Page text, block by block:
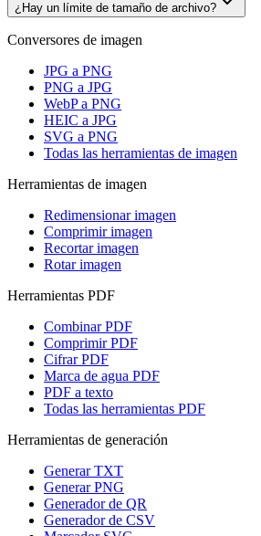
¿Hay un límite de tamaño de archivo?
Conversores de imagen
JPG a PNG
PNG a JPG
WebP a PNG
HEIC a JPG
SVG a PNG
Todas las herramientas de imagen
Herramientas de imagen
Redimensionar imagen
Comprimir imagen
Recortar imagen
Rotar imagen
Herramientas PDF
Combinar PDF
Comprimir PDF
Cifrar PDF
Marca de agua PDF
PDF a texto
Todas las herramientas PDF
Herramientas de generación
Generar TXT
Generar PNG
Generador de QR
Generador de CSV